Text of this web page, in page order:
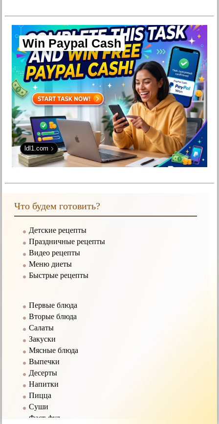
Win Paypal Cash
ldl1.com
Что будем готовить?
Детские рецепты
Праздничные рецепты
Видео рецепты
Меню диеты
Быстрые рецепты
Первые блюда
Вторые блюда
Салаты
Закуски
Мясные блюда
Выпечки
Десерты
Напитки
Пицца
Суши
Фаст-фуд